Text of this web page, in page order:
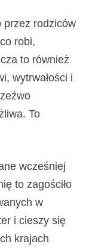
przez rodziców
robi,
to również
wytrwałości i
To
wcześniej
to zagościło
w
i cieszy się
krajach